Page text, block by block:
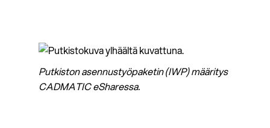
Putkiston asennustyöpaketin (IWP) määritys
CADMATIC eSharessa.